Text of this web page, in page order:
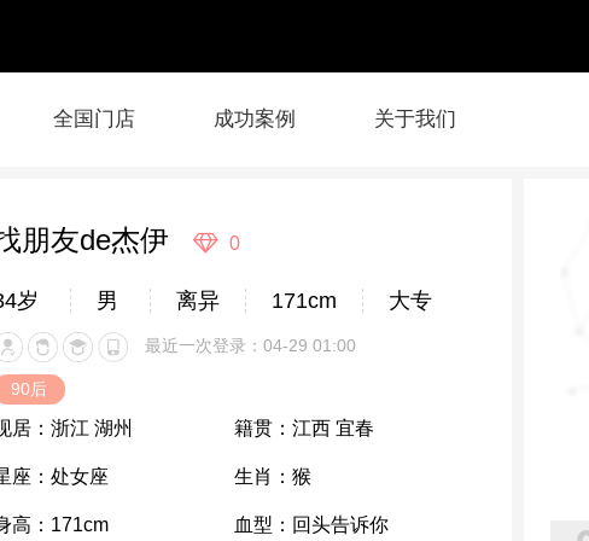
全国门店 成功案例 关于我们
朋友de杰伊 0
岁 男 离异 171cm 大专
最近一次登录：04-29 01:00
90后
居： 浙江 湖州 籍贯： 江西 宜春
座： 处女座 生肖： 猴
高： 171cm 血型： 回头告诉你